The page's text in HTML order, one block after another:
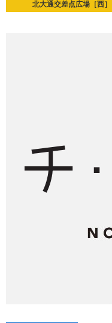
北大通交差点広場［西］